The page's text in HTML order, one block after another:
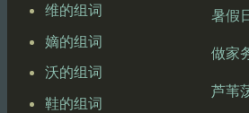
维的组词
嫡的组词
沃的组词
鞋的组词
暑假
做家
芦苇